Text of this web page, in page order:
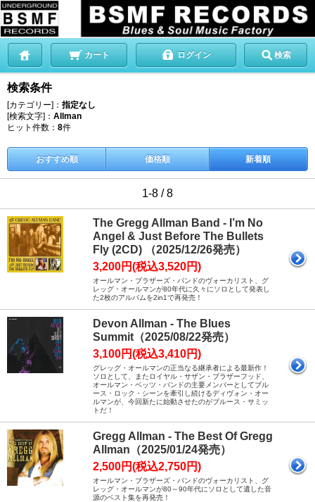
カート ログイン 検索
検索条件
[カテゴリー]： 指定なし
[検索文字]： Allman
ヒット件数： 8件
おすすめ順 価格順 新着順
1-8 / 8
The Gregg Allman Band - I’m No
Angel & Just Before The Bullets
Fly (2CD) （2025/12/26発売）
3,200円(税込3,520円)
オールマン・ブラザーズ・バンドのヴォーカリスト、グ
レッグ・オールマンが80年代に久々にソロとして発表し
た2枚のアルバムを2in1で再発売！
Devon Allman - The Blues
Summit（2025/08/22発売）
3,100円(税込3,410円)
グレッグ・オールマンの正当なる継承者による最新作！
ソロとして、またロイヤル・サザン・ブラザーフッド、
オールマン・ベッツ・バンドの主要メンバーとしてブル
ース・ロック・シーンを牽引し続けるディヴォン・オー
ルマンが、今回新たに始動させたのがブルース・サミッ
トだ！
Gregg Allman - The Best Of Gregg
Allman（2025/01/24発売）
2,500円(税込2,750円)
オールマン・ブラザーズ・バンドのヴォーカリスト、グ
レッグ・オールマンが80～90年代にソロとして遺した音
源のベスト集を再発売！